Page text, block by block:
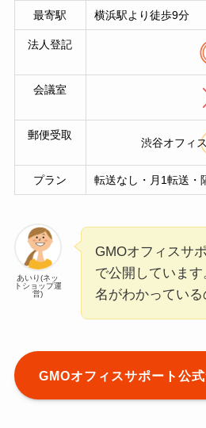
最寄駅 横浜駅より徒歩9分
法人登記
会議室
郵便受取
渋谷オフィ
プラン 転送なし・月1転送・
あいり(ネッ
トショップ運
営)
GMOオフィスサ
で公開していま
名がわかってい
GMOオフィスサポート公